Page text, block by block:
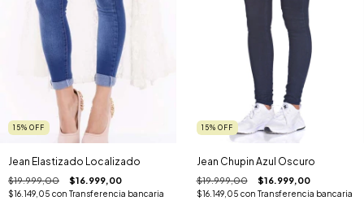
15% OFF
Jean Elastizado Localizado
$19.999,00 $16.999,00
$16.149,05 con Transferencia bancaria
15% OFF
Jean Chupin Azul Oscuro
$19.999,00 $16.999,00
$16.149,05 con Transferencia bancaria